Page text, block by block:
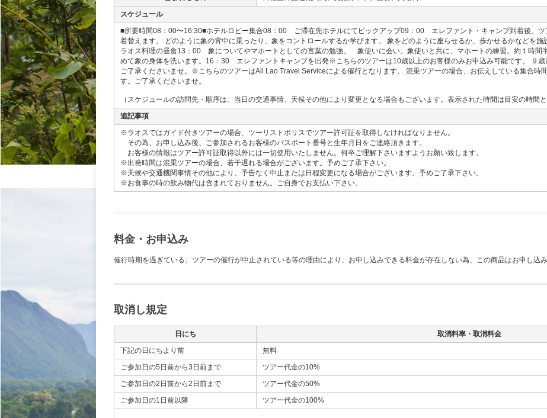
スケジュール
■所要時間08：00〜16:30■ホテルロビー集合08：00 ご滞在先ホテルにてピックアップ09：00 エレファント・キャンプ到着後、ツ
着替えます。 どのように象の背中に乗ったり、象をコントロールするか学びます。 象をどのように座らせるか、歩かせるかなどを
ラオス料理の昼食13：00 象についてやマホートとしての言葉の勉強。 象使いに会い、象使いと共に、マホートの練習。約１時
めて象の身体を洗います。16：30 エレファントキャンプを出発※こちらのツアーは10歳以上のお客様のみお申込み可能です。 ９歳
ご了承くださいませ。※こちらのツアーはAll Lao Travel Serviceによる催行となります。 混乗ツアーの場合、お伝えしている集合時
す。ご了承くださいませ。
（スケジュールの訪問先・順序は、当日の交通事情、天候その他により変更となる場合もございます。表示された時間は目安の時間と
追記事項
※ラオスではガイド付きツアーの場合、ツーリストポリスでツアー許可証を取得しなければなりません。
その為、お申し込み後、ご参加されるお客様のパスポート番号と生年月日をご連絡頂きます。
お客様の情報はツアー許可証取得以外には一切使用いたしません。何卒ご理解下さいますようお願い致します。
※出発時間は混乗ツアーの場合、若干遅れる場合がございます。予めご了承下さい。
※天候や交通機関事情その他により、予告なく中止または日程変更になる場合がございます。予めご了承下さい。
※お食事の時の飲み物代は含まれておりません。ご自身でお支払い下さい。
料金・お申込み
催行時期を過ぎている、ツアーの催行が中止されている等の理由により、お申し込みできる料金が存在しない為、この商品はお申し込み
取消し規定
日にち
取消料率・取消料金
下記の日にちより前
無料
ご参加日の5日前から3日前まで
ツアー代金の10%
ご参加日の2日前から2日前まで
ツアー代金の50%
ご参加日の1日前以降
ツアー代金の100%